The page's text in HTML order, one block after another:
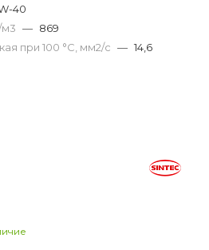
40
м3 — 869
при 100 °С, мм2/с — 14,6